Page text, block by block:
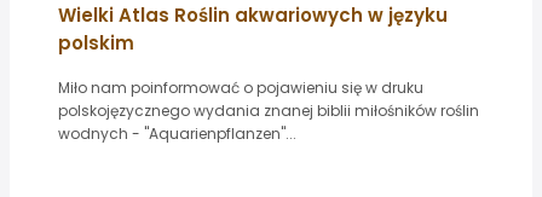
Wielki Atlas Roślin akwariowych w języku
polskim
Miło nam poinformować o pojawieniu się w druku
polskojęzycznego wydania znanej biblii miłośników roślin
wodnych - "Aquarienpflanzen"...